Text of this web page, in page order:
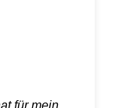
für mein